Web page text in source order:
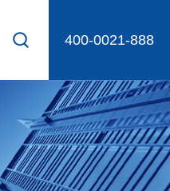
400-0021-888